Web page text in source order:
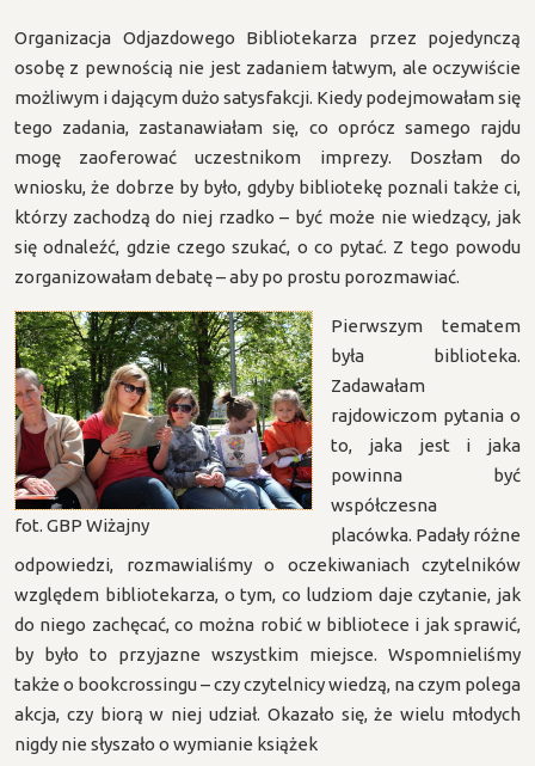
Organizacja Odjazdowego Bibliotekarza przez pojedynczą
osobę z pewnością nie jest zadaniem łatwym, ale oczywiście
możliwym i dającym dużo satysfakcji. Kiedy podejmowałam się
tego zadania, zastanawiałam się, co oprócz samego rajdu
mogę zaoferować uczestnikom imprezy. Doszłam do
wniosku, że dobrze by było, gdyby bibliotekę poznali także ci,
którzy zachodzą do niej rzadko – być może nie wiedzący, jak
się odnaleźć, gdzie czego szukać, o co pytać. Z tego powodu
zorganizowałam debatę – aby po prostu porozmawiać.
fot. GBP Wiżajny
Pierwszym tematem
była biblioteka.
Zadawałam
rajdowiczom pytania o
to, jaka jest i jaka
powinna być
współczesna
placówka. Padały różne
odpowiedzi, rozmawialiśmy o oczekiwaniach czytelników
względem bibliotekarza, o tym, co ludziom daje czytanie, jak
do niego zachęcać, co można robić w bibliotece i jak sprawić,
by było to przyjazne wszystkim miejsce. Wspomnieliśmy
także o bookcrossingu – czy czytelnicy wiedzą, na czym polega
akcja, czy biorą w niej udział. Okazało się, że wielu młodych
nigdy nie słyszało o wymianie książek